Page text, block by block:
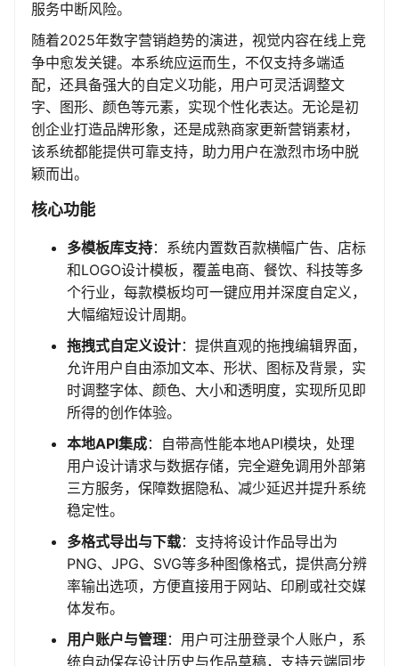
服务中断风险。
随着2025年数字营销趋势的演进，视觉内容在线上竞
争中愈发关键。本系统应运而生，不仅支持多端适
配，还具备强大的自定义功能，用户可灵活调整文
字、图形、颜色等元素，实现个性化表达。无论是初
创企业打造品牌形象，还是成熟商家更新营销素材，
该系统都能提供可靠支持，助力用户在激烈市场中脱
颖而出。
核心功能
多模板库支持：系统内置数百款横幅广告、店标
和LOGO设计模板，覆盖电商、餐饮、科技等多
个行业，每款模板均可一键应用并深度自定义，
大幅缩短设计周期。
拖拽式自定义设计：提供直观的拖拽编辑界面，
允许用户自由添加文本、形状、图标及背景，实
时调整字体、颜色、大小和透明度，实现所见即
所得的创作体验。
本地API集成：自带高性能本地API模块，处理
用户设计请求与数据存储，完全避免调用外部第
三方服务，保障数据隐私、减少延迟并提升系统
稳定性。
多格式导出与下载：支持将设计作品导出为
PNG、JPG、SVG等多种图像格式，提供高分辨
率输出选项，方便直接用于网站、印刷或社交媒
体发布。
用户账户与管理：用户可注册登录个人账户，系
统自动保存设计历史与作品草稿，支持云端同步